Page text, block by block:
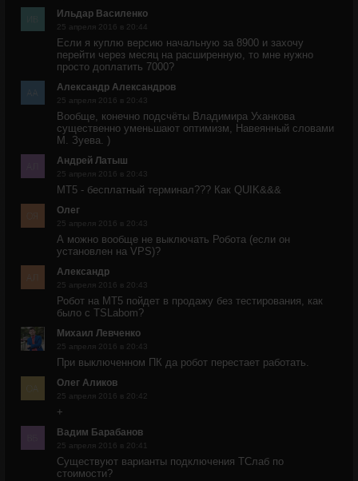
Ильдар Василенко
25 апреля 2016 в 20:44
Если я куплю версию начальную за 8900 и захочу
перейти через месяц на расширенную, то мне нужно
просто доплатить 7000?
Александр Александров
25 апреля 2016 в 20:43
Вообще, конечно подсчёты Владимира Уханкова
существенно уменьшают оптимизм, Навеянный словами
М. Зуева. )
Андрей Латыш
25 апреля 2016 в 20:43
MT5 - бесплатный терминал??? Как QUIK&&&
Олег
25 апреля 2016 в 20:43
А можно вообще не выключать Робота (если он
установлен на VPS)?
Александр
25 апреля 2016 в 20:43
Робот на МТ5 пойдет в продажу без тестирования, как
было с TSLabom?
Михаил Левченко
25 апреля 2016 в 20:43
При выключенном ПК да робот перестает работать.
Олег Аликов
25 апреля 2016 в 20:42
+
Вадим Барабанов
25 апреля 2016 в 20:41
Существуют варианты подключения ТСлаб по
стоимости?